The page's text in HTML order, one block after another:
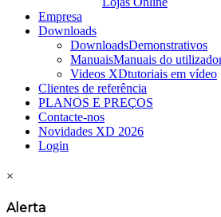
Empresa
Downloads
DownloadsDemonstrativos
ManuaisManuais do
Videos XDtutoriais em vídeo
Clientes de referência
PLANOS E PREÇOS
Contacte-nos
Novidades XD 2026
Login
×
Alerta